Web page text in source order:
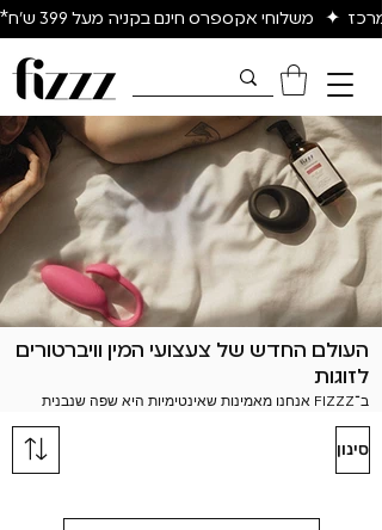
✦   משלוחי אקספרס חינם בקניה מעל 399 ש״ח*
העולם החדש של צעצועי המין וויברטורים
לזוגות
קטגוריית אביזרי המין לזוגות שלנו נועדה להחזיר סקרנות,
סינון